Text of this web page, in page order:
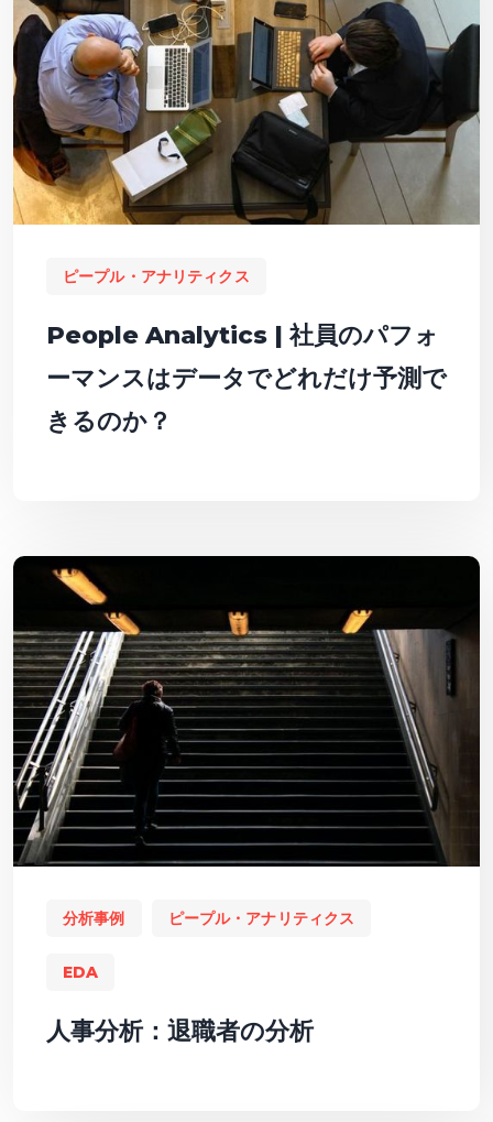
ピープル・アナリティクス
People Analytics | 社員のパフォ
ーマンスはデータでどれだけ予測で
きるのか？
分析事例 ピープル・アナリティクス
EDA
人事分析：退職者の分析